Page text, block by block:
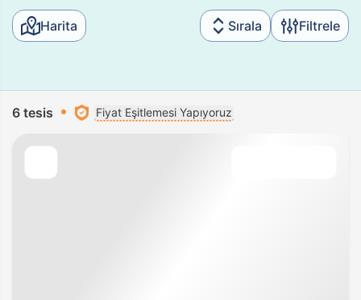
Harita Sırala Filtrele
6 tesis Fiyat Eşitlemesi Yapıyoruz